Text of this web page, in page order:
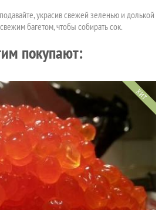
украсив свежей зеленью и долькой
багетом, чтобы собирать сок.
покупают:
ХИТ